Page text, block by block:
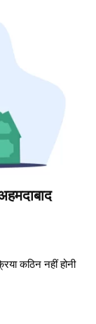
कठिन नहीं होनी